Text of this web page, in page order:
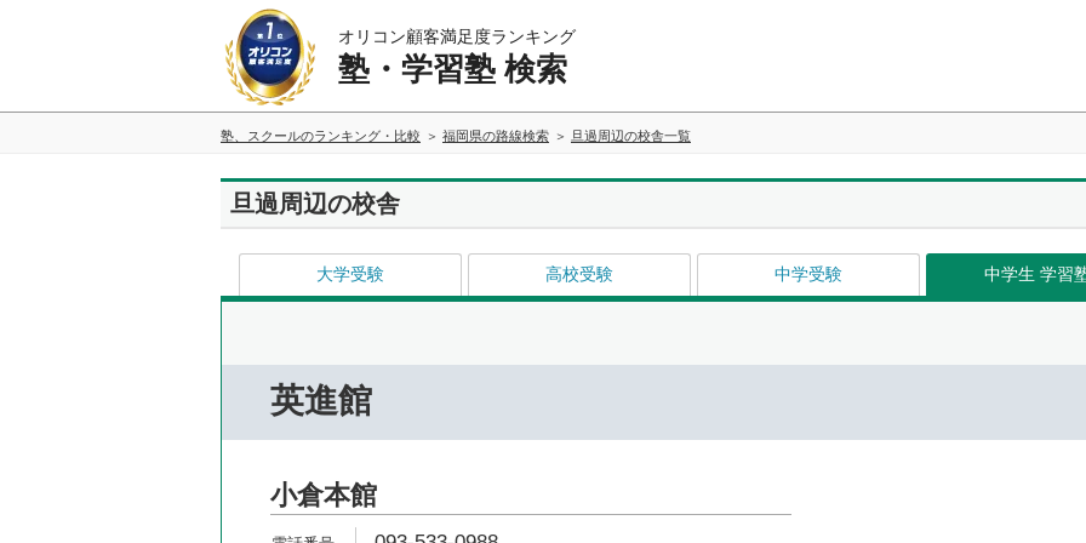
オリコン顧客満足度ランキング
塾・学習塾 検索
塾、スクールのランキング・比較 福岡県の路線検索 旦過周辺の校舎一覧
旦過周辺の校舎
大学受験 高校受験 中学受験 中学生 学習
英進館
小倉本館